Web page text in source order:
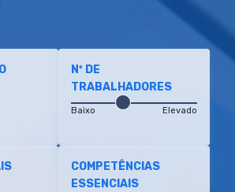
Nº DE
TRABALHADORES
Baixo Elevado
COMPETÊNCIAS
ESSENCIAIS